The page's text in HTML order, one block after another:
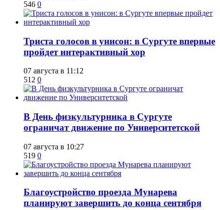
546 0
​Триста голосов в унисон: в Сургуте впервые
пройдет интерактивный хор
07 августа в 11:12
512 0
​В День физкультурника в Сургуте
ограничат движение по Университетской
07 августа в 10:27
519 0
Благоустройство проезда Мунарева
планируют завершить до конца сентября